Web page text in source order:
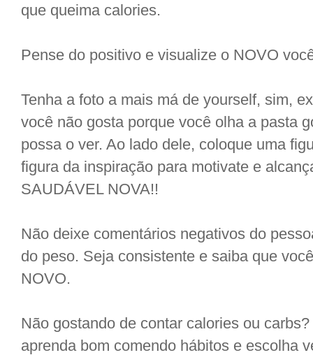
que queima calories.
Pense do positivo e visualize o NOVO
Tenha a foto a mais má de yourself, sim,
você não gosta porque você olha a pasta
possa o ver. Ao lado dele, coloque uma
figura da inspiração para motivate e
SAUDÁVEL NOVA!!
Não deixe comentários negativos do
do peso. Seja consistente e saiba que
NOVO.
Não gostando de contar calories ou
aprenda bom comendo hábitos e escolha